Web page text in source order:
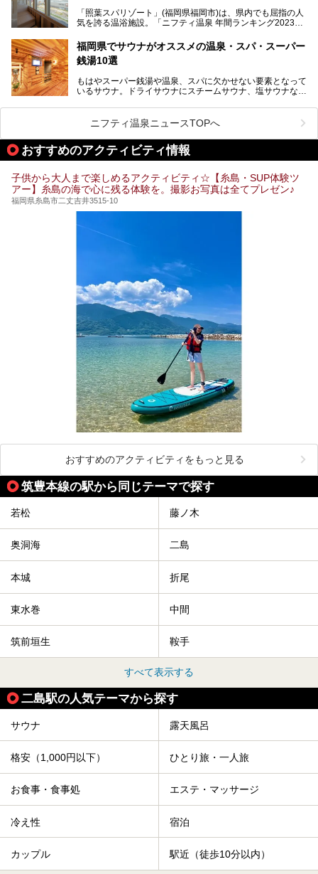
ーム・併設するレストランを体験し、それらの全貌を徹底紹
介します！
「照葉スパリゾート」(福岡県福岡市)は、県内でも屈指の人
気を誇る温浴施設。「ニフティ温泉 年間ランキング2023」
常連客で賑わっています。
そこで今回は、ニフティ温泉ライターである筆者が現地体
ューズメント・宿泊施設・グルメ・その他施設まで、多彩な
る全貌と魅力を徹底紹介します！
福岡県でサウナがオススメの温泉・スパ・スーパー
銭湯10選
もはやスーパー銭湯や温泉、スパに欠かせない要素となって
いるサウナ。ドライサウナにスチームサウナ、塩サウナな
ペース、ロウリュウなど、心ゆくまで楽しむためのサービス
が充実した施設も多くみられます。
今回はそんなサウナにこだわった、福岡県内のオススメ温
泉・銭湯・スパを10件紹介したいと思います！
ニフティ温泉ニュースTOPへ
おすすめのアクティビティ情報
子供から大人まで楽しめるアクティビティ☆【糸島・SUP体験ツ
アー】糸島の海で心に残る体験を。撮影お写真は全てプレゼン♪
福岡県糸島市二丈吉井3515-10
おすすめのアクティビティをもっと見る
筑豊本線の駅から同じテーマで探す
若松 藤ノ木
奥洞海 二島
本城 折尾
東水巻 中間
筑前垣生 鞍手
すべて表示する
二島駅の人気テーマから探す
サウナ 露天風呂
格安（1,000円以下） ひとり旅・一人旅
お食事・食事処 エステ・マッサージ
冷え性 宿泊
カップル 駅近（徒歩10分以内）